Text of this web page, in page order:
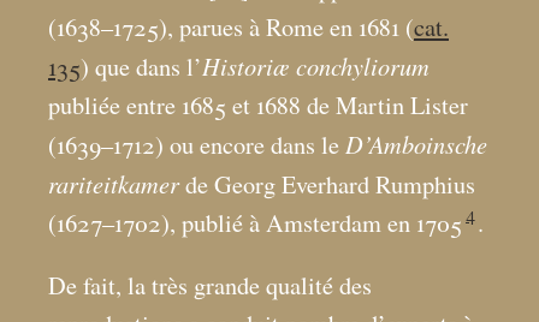
(1638–1725), parues à Rome en 1681 (cat.
135) que dans l’Historiæ conchyliorum
publiée entre 1685 et 1688 de Martin Lister
(1639–1712) ou encore dans le D’Amboinsche
rariteitkamerde Georg Everhard Rumphius
(1627–1702), publié à Amsterdam en 1705 4.
De fait, la très grande qualité des